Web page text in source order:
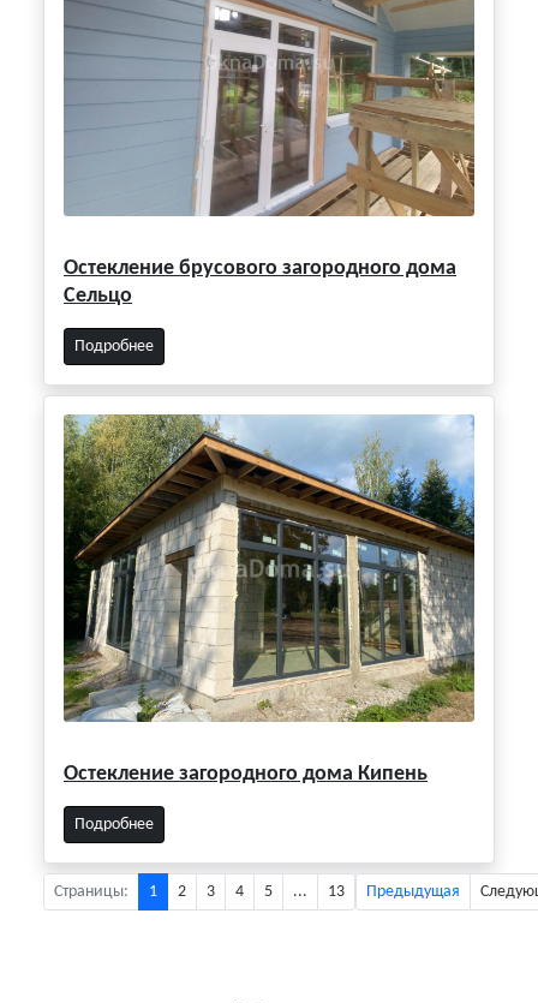
Остекление брусового загородного дома
Сельцо
Подробнее
Остекление загородного дома Кипень
Подробнее
Страницы: 1 2 3 4 5 ... 13 Предыдущая